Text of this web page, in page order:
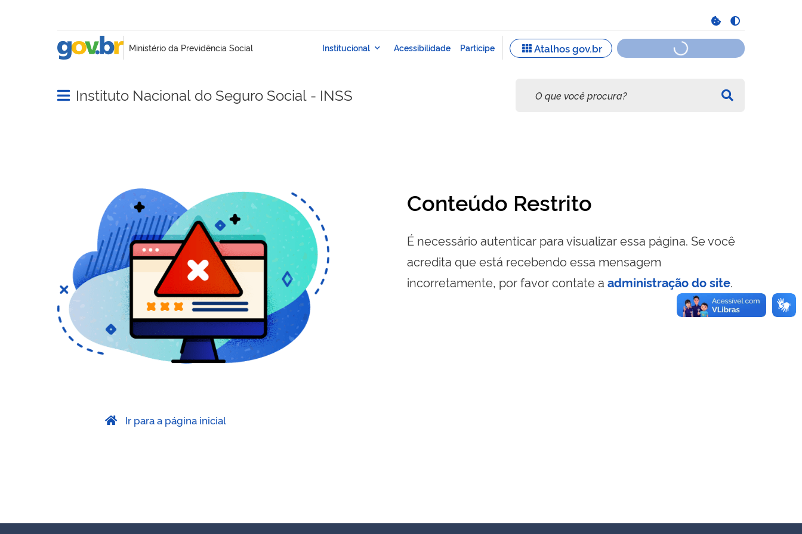
Abrir menu principal de navegação
Instituto Nacional do Seguro Social - INSS
Conteúdo Restrito
É necessário autenticar para visualizar essa página. Se você
acredita que está recebendo essa mensagem
incorretamente, por favor contate a administração do site.
Ir para a página inicial